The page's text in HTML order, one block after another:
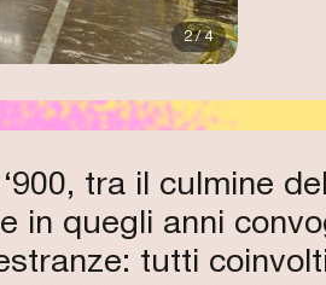
2 / 4
tra il culmine
in quegli anni
tutti